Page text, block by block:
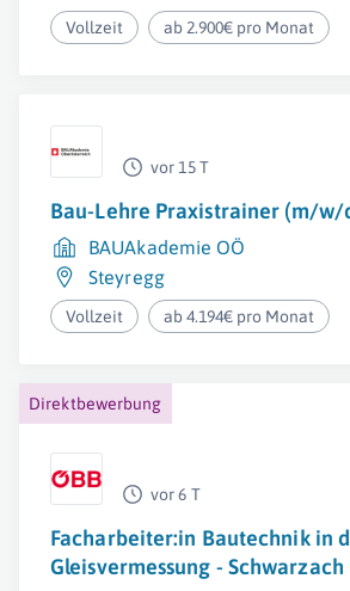
Vollzeit ab 2.900€ pro Monat
vor 15 T
Bau-Lehre Praxistrainer (m/w/
BAUAkademie OÖ
Steyregg
Vollzeit ab 4.194€ pro Monat
Direktbewerbung
vor 6 T
Facharbeiter:in Bautechnik in
Gleisvermessung -